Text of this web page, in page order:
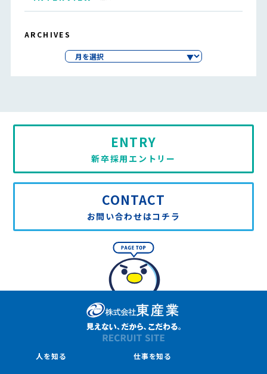
ARCHIVES
CONTACT
お問い合わせはコチラ
ENTRY
新卒採用エントリー
人を知る 仕事を知る